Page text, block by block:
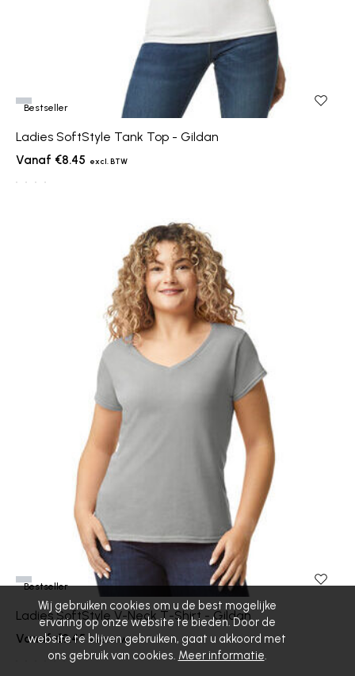
Bestseller
Ladies SoftStyle Tank Top - Gildan
€8.45
Bestseller
Ladies SoftStyle V-Neck T-Shirt - Gildan
€9.45
Wij gebruiken cookies om u de best mogelijke
ervaring op onze website te bieden. Door de
website te blijven gebruiken, gaat u akkoord met
ons gebruik van cookies. Meer informatie.